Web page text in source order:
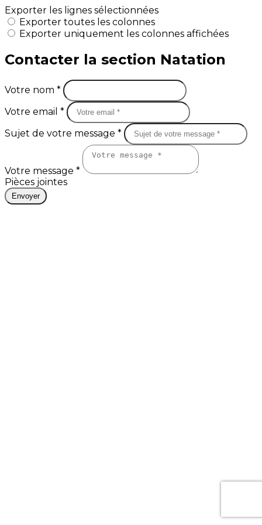
Exporter les lignes sélectionnées
Exporter toutes les colonnes
Exporter uniquement les colonnes affichées
Contacter la section Natation
Votre nom *
Votre email *
Sujet de votre message *
Votre message *
Pièces jointes
Envoyer